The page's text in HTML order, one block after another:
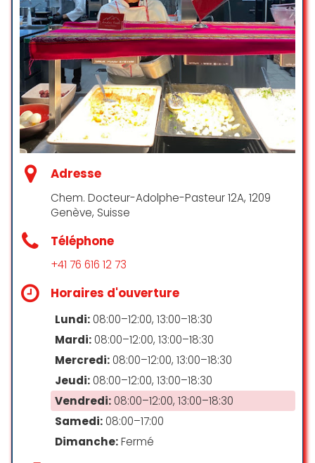
appréciée. Grâce à votre
professionnalisme et votre
bienveillance, chacun a pu profiter
pleinement du repas en toute
sérénité.
Encore un grand merci à vous et à
votre équipe d’avoir participé à
rendre cette journée inoubliable.
notre mariage et nous en sommes
ravis ! Le buffet était vraiment
rien à redire. Tout le monde s’est
régalé du début à la fin. Merci
beaucoup pour la qualité de votre
travail et votre professionnalisme.
Bruna Sidiao
Nous avons fait appel aux services
Adresse
Chem. Docteur-Adolphe-Pasteur 12A, 1209
Genève, Suisse
Téléphone
+41 76 616 12 73
Horaires d'ouverture
Lundi: 08:00–12:00, 13:00–18:30
Mardi: 08:00–12:00, 13:00–18:30
Mercredi: 08:00–12:00, 13:00–18:30
Jeudi: 08:00–12:00, 13:00–18:30
Vendredi: 08:00–12:00, 13:00–18:30
Samedi: 08:00–17:00
Dimanche:Fermé